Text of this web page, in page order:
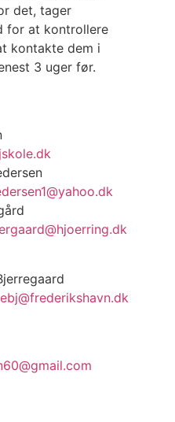
det, tager
for at kontrollere
kontakte dem i
3 uger før.